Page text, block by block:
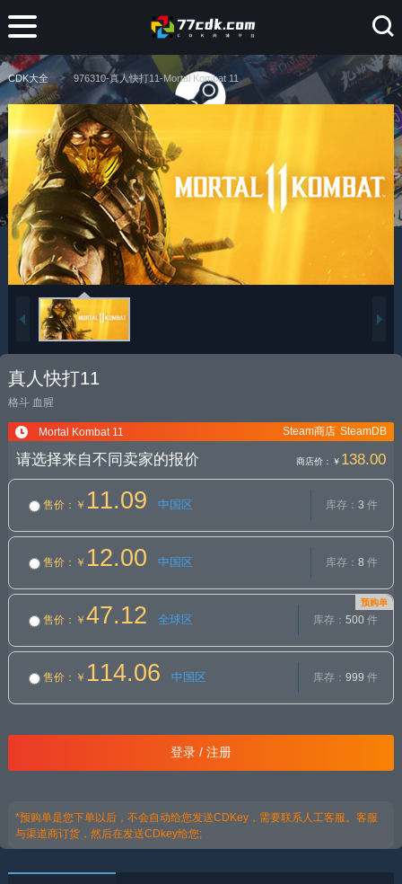
CDK大全 976310-真人快打11-Mortal Kombat 11
真人快打11
格斗 血腥
Mortal Kombat 11 SteamDB
Steam商店
请选择来自不同卖家的报价 商店价： ￥ 138.00
售价 ：￥ 11.09 中国区 库存： 3 件
售价 ：￥ 12.00 中国区 库存： 8 件
预购单
售价 ：￥47.12 全球区 库存： 500件
售价 ：￥ 114.06 中国区 库存： 999 件
登录 / 注册
*预购单是您下单以后，不会自动给您发送CDKey，需要联系人工客服。客服
与渠道商订货，然后在发送CDkey给您;